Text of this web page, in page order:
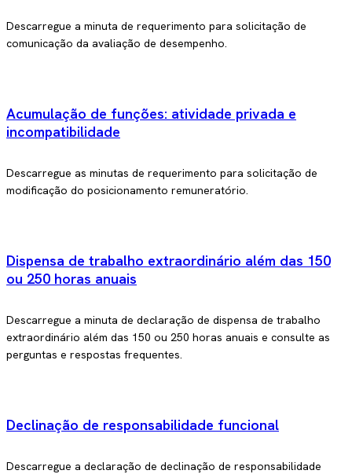
Descarregue a minuta de requerimento para solicitação de
comunicação da avaliação de desempenho.
Acumulação de funções: atividade privada e
incompatibilidade
Descarregue as minutas de requerimento para solicitação de
modificação do posicionamento remuneratório.
Dispensa de trabalho extraordinário além das 150
ou 250 horas anuais
Descarregue a minuta de declaração de dispensa de trabalho
extraordinário além das 150 ou 250 horas anuais e consulte as
perguntas e respostas frequentes.
Declinação de responsabilidade funcional
Descarregue a declaração de declinação de responsabilidade